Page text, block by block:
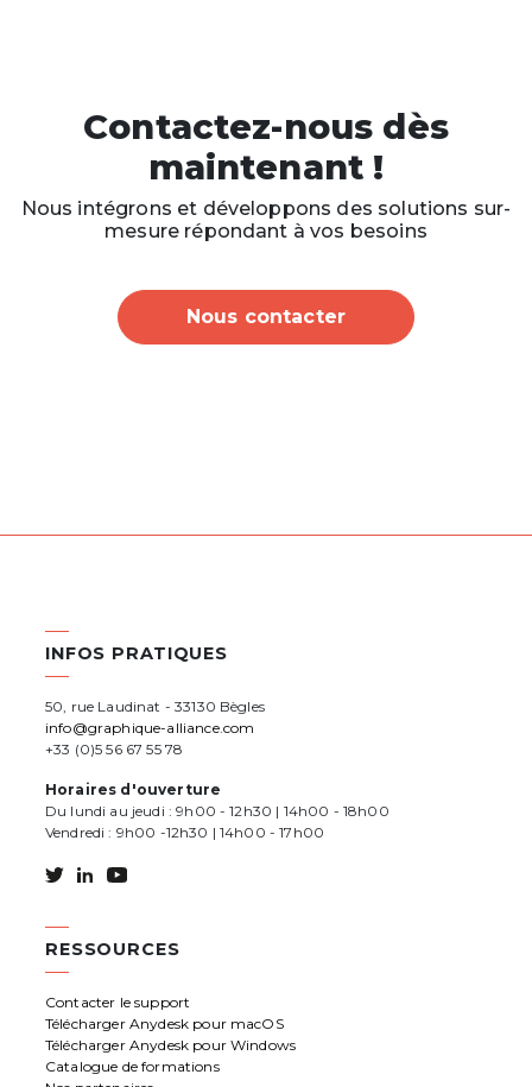
Contactez-nous dès
maintenant !
Nous intégrons et développons des solutions sur-
mesure répondant à vos besoins
Nous contacter
INFOS PRATIQUES
50, rue Laudinat - 33130 Bègles
info@graphique-alliance.com
+33 (0)5 56 67 55 78
Horaires d'ouverture
Du lundi au jeudi : 9h00 - 12h30 | 14h00 - 18h00
Vendredi : 9h00 -12h30 | 14h00 - 17h00
RESSOURCES
Contacter le support
Télécharger Anydesk pour macOS
Télécharger Anydesk pour Windows
Catalogue de formations